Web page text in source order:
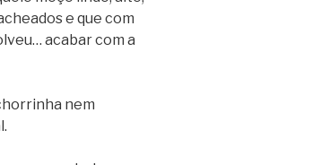
e que com
acabar com a
nem